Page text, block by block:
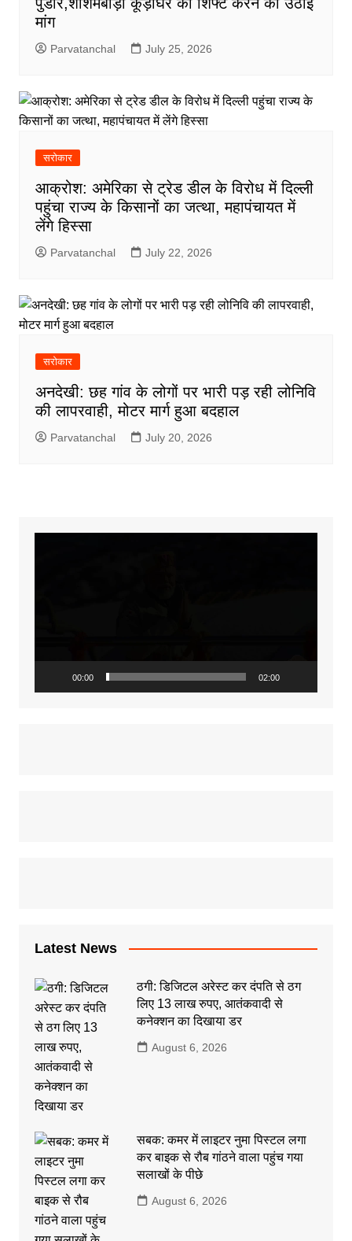
पुंडीर,शीशमबाड़ा कूड़ाघर को शिफ्ट करने की उठाई
मांग
Parvatanchal July 25, 2026
सरोकार
आक्रोश: अमेरिका से ट्रेड डील के विरोध में दिल्ली
पहुंचा राज्य के किसानों का जत्था, महापंचायत में
लेंगे हिस्सा
Parvatanchal July 22, 2026
सरोकार
अनदेखी: छह गांव के लोगों पर भारी पड़ रही लोनिवि
की लापरवाही, मोटर मार्ग हुआ बदहाल
Parvatanchal July 20, 2026
00:00 02:00
Latest News
ठगी: डिजिटल अरेस्ट कर दंपति से ठग
लिए 13 लाख रुपए, आतंकवादी से
कनेक्शन का दिखाया डर
August 6, 2026
सबक: कमर में लाइटर नुमा पिस्टल लगा
कर बाइक से रौब गांठने वाला पहुंच गया
सलाखों के पीछे
August 6, 2026